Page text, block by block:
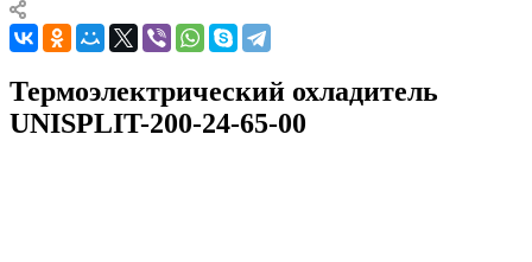
Термоэлектрический охладитель
UNISPLIT-200-24-65-00